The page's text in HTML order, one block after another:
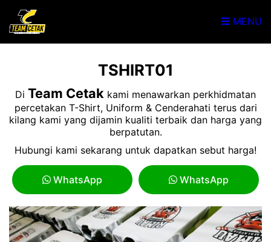
MENU
TSHIRT01
Di Team Cetak kami menawarkan perkhidmatan
percetakan T-Shirt, Uniform & Cenderahati terus dari
kilang kami yang dijamin kualiti terbaik dan harga yang
berpatutan.
Hubungi kami sekarang untuk dapatkan sebut harga!
WhatsApp WhatsApp